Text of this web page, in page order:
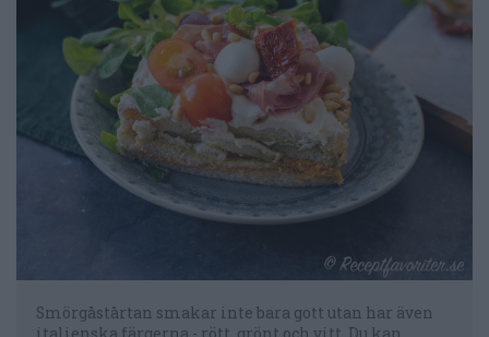
Smörgåstårtan smakar inte bara gott utan har även